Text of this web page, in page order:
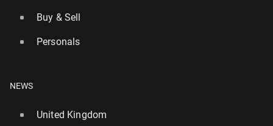
Buy & Sell
Personals
NEWS
United Kingdom